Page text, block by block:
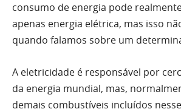
consumo de energia pode
apenas energia elétrica, mas isso
quando falamos sobre um
A eletricidade é responsável por
da energia mundial, mas,
demais combustíveis incluídos